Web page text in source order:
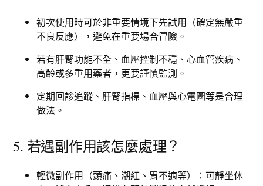
初次使用時可於非重要情境下先試用（確定無嚴重
不良反應），避免在重要場合冒險。
若有肝腎功能不全、血壓控制不穩、心血管疾病、
高齡或多重用藥者，更要謹慎監測。
定期回診追蹤、肝腎指標、血壓與心電圖等是合理
做法。
5. 若遇副作用該怎麼處理？
輕微副作用（頭痛、潮紅、胃不適等）：可靜坐休